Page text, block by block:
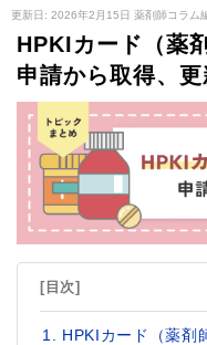
更新日: 2026年2月15日 薬剤師コラム
HPKIカード（薬
申請から取得、
[目次]
HPKIカード（薬剤